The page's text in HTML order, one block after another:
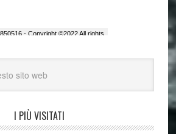
I PIÙ VISITATI